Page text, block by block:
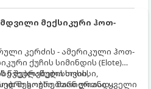
მექსიკური ჰოთ-
კერძის - ამერიკული ჰოთ-
ქუჩის სიმინდის (Elote)
შებრაწული სოსისი,
სოუსი, მარილიანი ყველი
წვეულებებისთვის,
მეგობრებთან ერთად